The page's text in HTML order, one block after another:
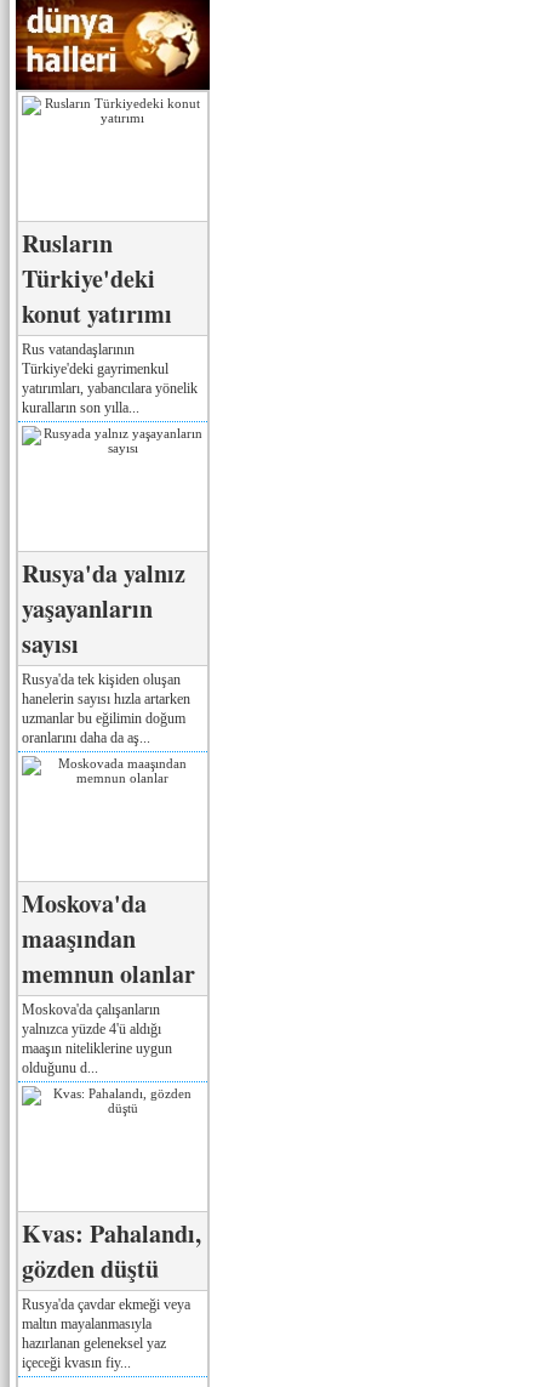
Rusların
Türkiye'deki
konut yatırımı
Rus vatandaşlarının
Türkiye'deki gayrimenkul
yatırımları, yabancılara yönelik
kuralların son yılla...
Rusya'da yalnız
yaşayanların
sayısı
Rusya'da tek kişiden oluşan
hanelerin sayısı hızla artarken
uzmanlar bu eğilimin doğum
oranlarını daha da aş...
Moskova'da
maaşından
memnun olanlar
Moskova'da çalışanların
yalnızca yüzde 4'ü aldığı
maaşın niteliklerine uygun
olduğunu d...
Kvas: Pahalandı,
gözden düştü
Rusya'da çavdar ekmeği veya
maltın mayalanmasıyla
hazırlanan geleneksel yaz
içeceği kvasın fiy...